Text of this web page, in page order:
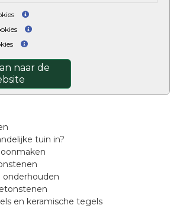
naar de
tuin in?
onderhouden
en keramische tegels